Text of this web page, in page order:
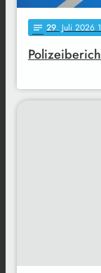
notes 29. Juli 2026